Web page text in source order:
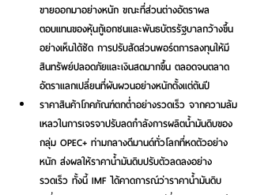
ขายออกมาอย่างหนัก ขณะที่ส่วนต่างอัตราผล
ตอบแทนของหุ้นกู้เอกชนและพันธบัตรรัฐบาลกว้างขึ้น
อย่างเห็นได้ชัด การปรับสัดส่วนพอร์ตการลงทุนให้มี
สินทรัพย์ปลอดภัยและเงินสดมากขึ้น ตลอดจนตลาด
อัตราแลกเปลี่ยนที่ผันผวนอย่างหนักตั้งแต่ต้นปี
ราคาสินค้าโภคภัณฑ์ตกต่ำอย่างรวดเร็ว จากความล้ม
เหลวในการเจรจาปรับลดกำลังการผลิตน้ำมันดิบของ
กลุ่ม OPEC+ ท่ามกลางดีมานด์ทั่วโลกที่หดตัวอย่าง
หนัก ส่งผลให้ราคาน้ำมันดิบปรับตัวลดลงอย่าง
รวดเร็ว ทั้งนี้ IMF ได้คาดการณ์ว่าราคาน้ำมันดิบ